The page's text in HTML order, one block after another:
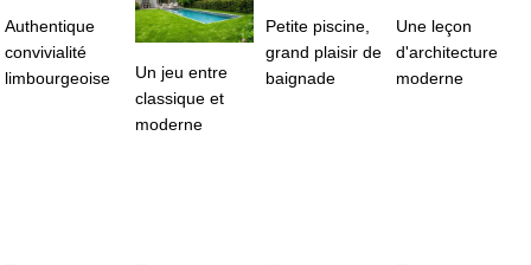
Authentique
convivialité
limbourgeoise
Un jeu entre
classique et
moderne
Petite piscine,
grand plaisir de
baignade
Une leçon
d'architecture
moderne